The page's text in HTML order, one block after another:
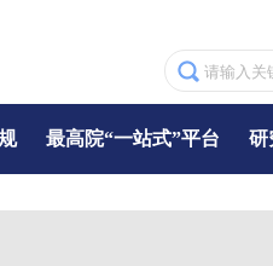
最高院“一站式”平台 研